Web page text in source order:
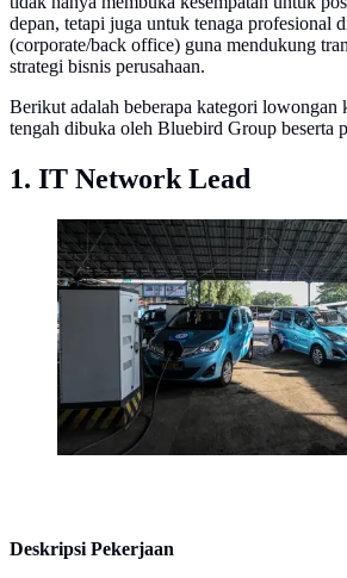
depan, tetapi juga untuk tenaga profesional
(corporate/back office) guna mendukung
strategi bisnis perusahaan.
​Berikut adalah beberapa kategori lowongan
tengah dibuka oleh Bluebird Group beserta
1. IT Network Lead
Taksi Blue Bird merupakan salah satu
kendaraan umum yang
sebagai operasional. (Liputan6.com/
Deskripsi Pekerjaan